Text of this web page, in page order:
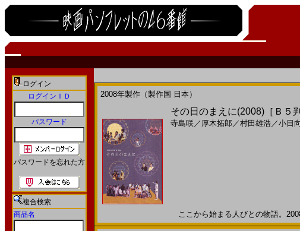
ログイン
ログインＩＤ
パスワード
パスワードを忘れた方
複合検索
商品名
2008年製作（製作国 日本）
その日のまえに(2008)［Ｂ５判
寺島咲／ 厚木拓郎 ／村田雄浩／小日
ここから始まる人びとの物語。